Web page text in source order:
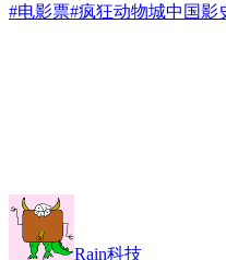
#电影票#疯狂动物城中国影
Rain科技